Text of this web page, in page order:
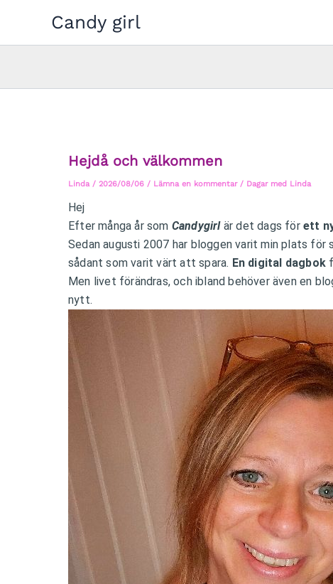
innehåll
Candy girl
Hejdå och välkommen
Linda / 2026/08/06 / Lämna en kommentar / Dagar med Linda
Hej
Efter många år som Candygirlär det dags förett
Sedan augusti 2007 har bloggen varit min plats
sådant som varit värt att spara. En digital dagbok
Men livet förändras, och ibland behöver även en
nytt.